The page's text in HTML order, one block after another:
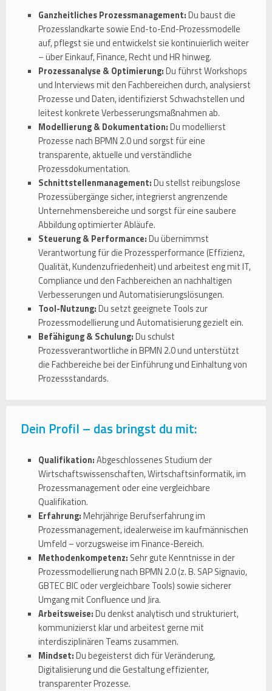
Ganzheitliches Prozessmanagement:Du baust die
Prozesslandkarte sowie End-to-End-Prozessmodelle
auf, pflegst sie und entwickelst sie kontinuierlich weiter
– über Einkauf, Finance, Recht und HR hinweg.
Prozessanalyse & Optimierung:Du führst Workshops
und Interviews mit den Fachbereichen durch, analysierst
Prozesse und Daten, identifizierst Schwachstellen und
leitest konkrete Verbesserungsmaßnahmen ab.
Modellierung & Dokumentation:Du modellierst
Prozesse nach BPMN 2.0 und sorgst für eine
transparente, aktuelle und verständliche
Prozessdokumentation.
Schnittstellenmanagement:Du stellst reibungslose
Prozessübergänge sicher, integrierst angrenzende
Unternehmensbereiche und sorgst für eine saubere
Abbildung optimierter Abläufe.
Steuerung & Performance:Du übernimmst
Verantwortung für die Prozessperformance (Effizienz,
Qualität, Kundenzufriedenheit) und arbeitest eng mit IT,
Compliance und den Fachbereichen an nachhaltigen
Verbesserungen und Automatisierungslösungen.
Tool-Nutzung:Du setzt geeignete Tools zur
Prozessmodellierung und Automatisierung gezielt ein.
Befähigung & Schulung:Du schulst
Prozessverantwortliche in BPMN 2.0 und unterstützt
die Fachbereiche bei der Einführung und Einhaltung von
Prozessstandards.
Dein Profil – das bringst du mit:
Qualifikation:Abgeschlossenes Studium der
Wirtschaftswissenschaften, Wirtschaftsinformatik, im
Prozessmanagement oder eine vergleichbare
Qualifikation.
Erfahrung:Mehrjährige Berufserfahrung im
Prozessmanagement, idealerweise im kaufmännischen
Umfeld – vorzugsweise im Finance-Bereich.
Methodenkompetenz: Sehr gute Kenntnisse in der
Prozessmodellierung nach BPMN 2.0 (z. B. SAP Signavio,
GBTEC BIC oder vergleichbare Tools) sowie sicherer
Umgang mit Confluence und Jira.
Arbeitsweise:Du denkst analytisch und strukturiert,
kommunizierst klar und arbeitest gerne mit
interdisziplinären Teams zusammen.
Mindset:Du begeisterst dich für Veränderung,
Digitalisierung und die Gestaltung effizienter,
transparenter Prozesse.